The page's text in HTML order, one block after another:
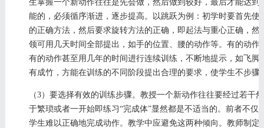
生掌握一个新动作往往是先会做，然后做到较好，最后才能达到
能的，必须循序渐进，逐步提高。以跳跃为例：初学时要首先使
的正确方法，然后要求旋转方法的正确，即起法与重心正确，
领可用几天时间全部提出，如手的位置、腰的动作等。有的动
有的动作甚至用几年的时间进行连续训练，不断地提示，如飞
有成竹，方能在训练的不同阶段提出合理的要求，使学生不步骤
（3）要选择有效的训练步骤。教授一个新动作往往要经过若干
于繁琐或者一开始即练习“完成体”显然都是不适当的。前者不
学生难以正确地完成动作。教学中应避免这两种倾向。教师制